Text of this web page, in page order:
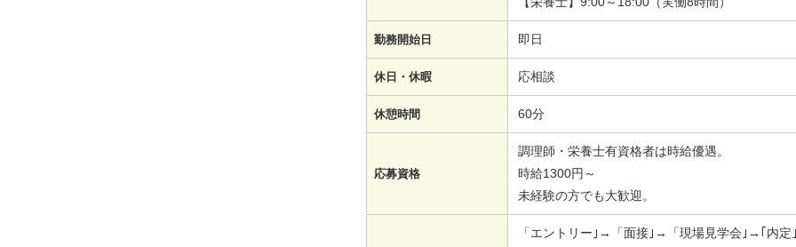
勤務開始日 即日
休日・休暇 応相談
休憩時間 60分
応募資格
調理師・栄養士有資格者は時給優遇。
時給1300円～
未経験の方でも大歓迎。
「エントリー｣→「面接｣→「現場見学会｣→｢内